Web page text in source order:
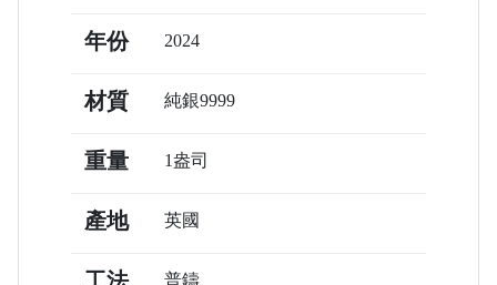
年份 2024
材質 純銀9999
重量 1盎司
產地 英國
工法 普鑄